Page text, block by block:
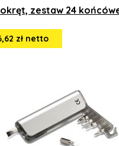
zestaw 24
zł netto